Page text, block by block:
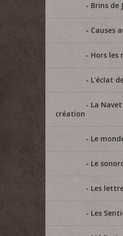
Brins de
Causes
Hors les
L'éclat
La
création
Le
Le
Les
Les